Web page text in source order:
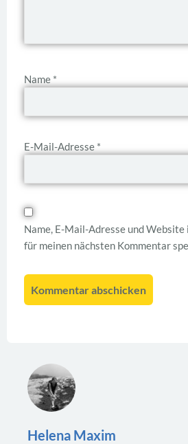
Name *
E-Mail-Adresse *
Name, E-Mail-Adresse und
für meinen nächsten Kommentar
Helena Maxim